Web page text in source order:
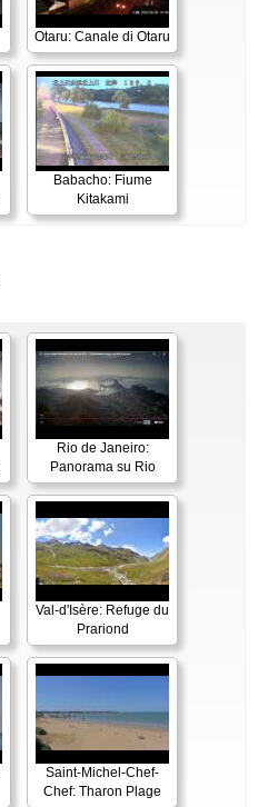
Otaru: Canale di Otaru
Babacho: Fiume
Kitakami
Rio de Janeiro:
Panorama su Rio
Val-d'Isère: Refuge du
Prariond
Saint-Michel-Chef-
Chef: Tharon Plage